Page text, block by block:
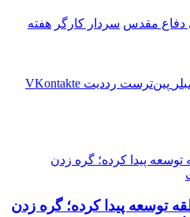
دفاع مقدس سردار کارگر هفته
‫پین‌ترست ‫رددیت ‫VKontakte
توسعه پیدا کرده؛ گره زدن